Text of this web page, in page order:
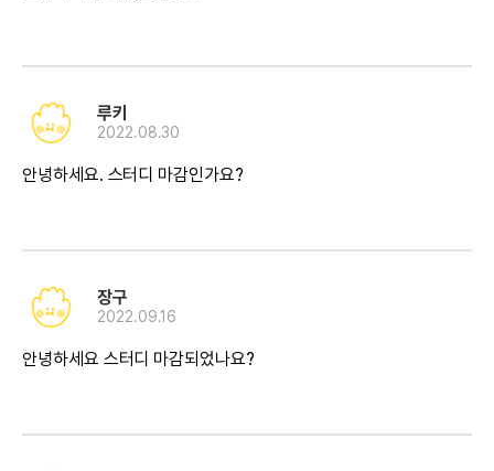
루키
2022.08.30
안녕하세요. 스터디 마감인가요?
장구
2022.09.16
안녕하세요 스터디 마감되었나요?